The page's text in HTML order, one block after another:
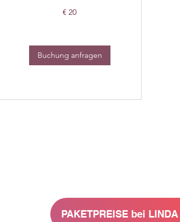
€ 20
Buchung anfragen
PAKETPREISE bei